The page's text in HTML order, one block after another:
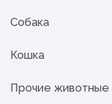
Собака
Кошка
Прочие животные